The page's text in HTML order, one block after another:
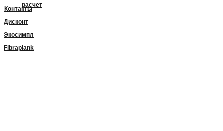
расчет
Контакты
Дисконт
Экосимпл
Fibraplank